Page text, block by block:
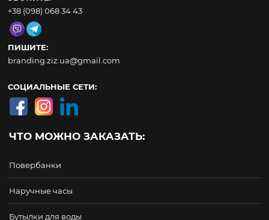
+38 (098) 068 34 43
ПИШИТЕ:
branding.ziz.ua@gmail.com
СОЦИАЛЬНЫЕ СЕТИ:
ЧТО МОЖНО ЗАКАЗАТЬ:
Повербанки
Наручные часы
Бутылки для воды